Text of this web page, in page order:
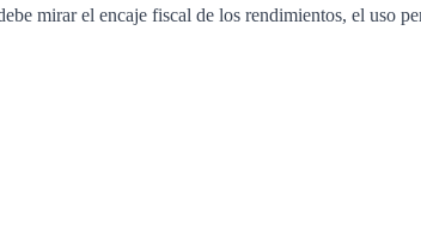
mirar el encaje fiscal de los rendimientos, el uso